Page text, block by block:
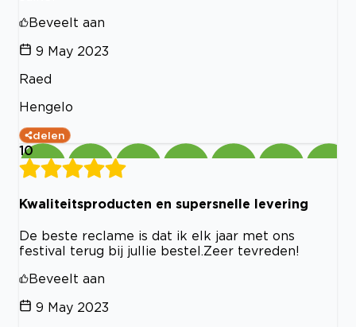
Beveelt aan
9 May 2023
Raed
Hengelo
delen
10
Kwaliteitsproducten en supersnelle levering
De beste reclame is dat ik elk jaar met ons
festival terug bij jullie bestel.Zeer tevreden!
Beveelt aan
9 May 2023